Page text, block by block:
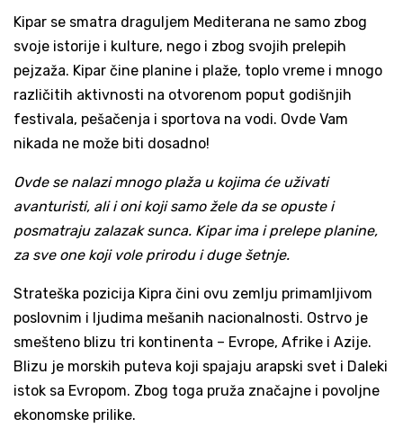
Kipar se smatra draguljem Mediterana ne samo zbog
svoje istorije i kulture, nego i zbog svojih prelepih
pejzaža. Kipar čine planine i plaže, toplo vreme i mnogo
različitih aktivnosti na otvorenom poput godišnjih
festivala, pešačenja i sportova na vodi. Ovde Vam
nikada ne može biti dosadno!
Ovde se nalazi mnogo plaža u kojima će uživati
avanturisti, ali i oni koji samo žele da se opuste i
posmatraju zalazak sunca. Kipar ima i prelepe planine,
za sve one koji vole prirodu i duge šetnje.
Strateška pozicija Kipra čini ovu zemlju primamljivom
poslovnim i ljudima mešanih nacionalnosti. Ostrvo je
smešteno blizu tri kontinenta – Evrope, Afrike i Azije.
Blizu je morskih puteva koji spajaju arapski svet i Daleki
istok sa Evropom. Zbog toga pruža značajne i povoljne
ekonomske prilike.